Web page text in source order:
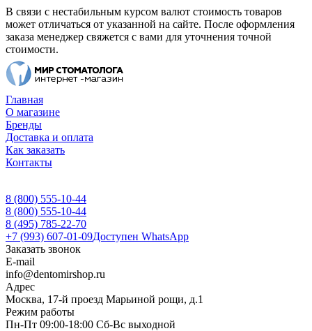
В связи с нестабильным курсом валют стоимость товаров
может отличаться от указанной на сайте. После оформления
заказа менеджер свяжется с вами для уточнения точной
стоимости.
Главная
О магазине
Бренды
Доставка и оплата
Как заказать
Контакты
8 (800) 555-10-44
8 (800) 555-10-44
8 (495) 785-22-70
+7 (993) 607-01-09Доступен WhatsApp
Заказать звонок
E-mail
info@dentomirshop.ru
Адрес
Москва, 17-й проезд Марьиной рощи, д.1
Режим работы
Пн-Пт 09:00-18:00 Сб-Вс выходной